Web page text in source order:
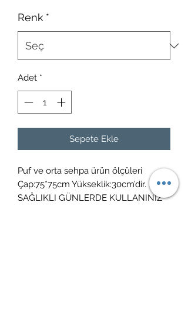
Renk *
Adet *
Sepete Ekle
Puf ve orta sehpa ürün ölçüleri
Çap:75*75cm Yükseklik:30cm’dir.
SAĞLIKLI GÜNLERDE KULLANINIZ